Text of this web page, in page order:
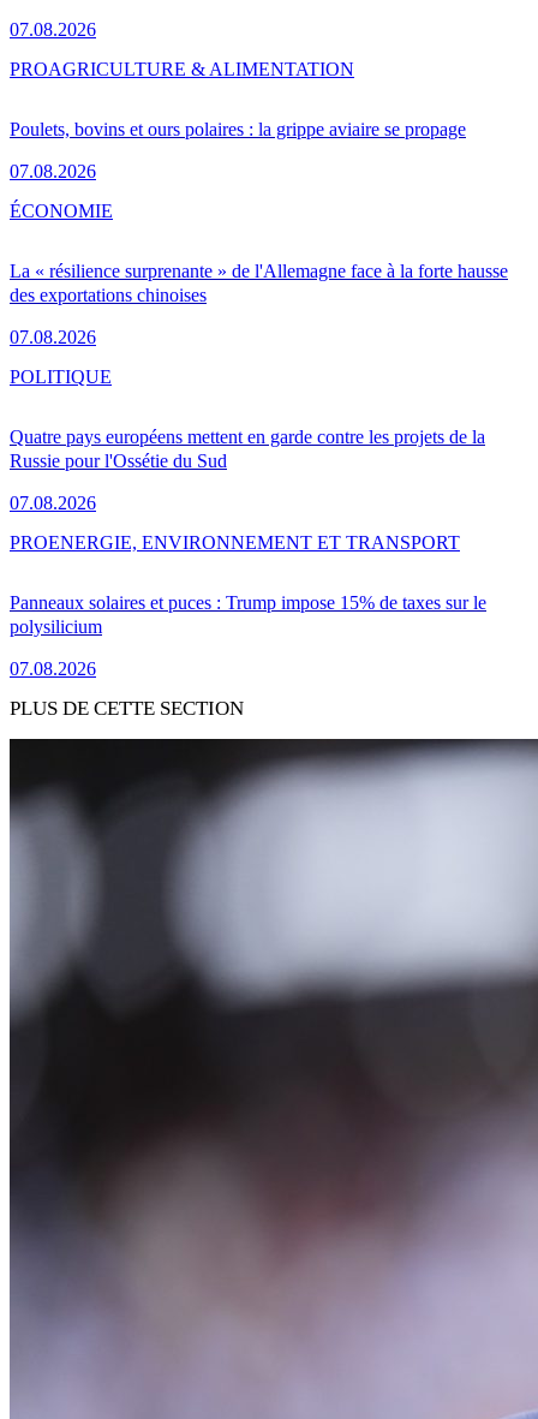
07.08.2026
Poulets, bovins et ours polaires : la grippe aviaire se propage
07.08.2026
PROAGRICULTURE & ALIMENTATION
La « résilience surprenante » de l'Allemagne face à la forte hausse
des exportations chinoises
07.08.2026
ÉCONOMIE
Quatre pays européens mettent en garde contre les projets de la
Russie pour l'Ossétie du Sud
07.08.2026
POLITIQUE
Panneaux solaires et puces : Trump impose 15% de taxes sur le
polysilicium
07.08.2026
PROENERGIE, ENVIRONNEMENT ET TRANSPORT
PLUS DE CETTE SECTION